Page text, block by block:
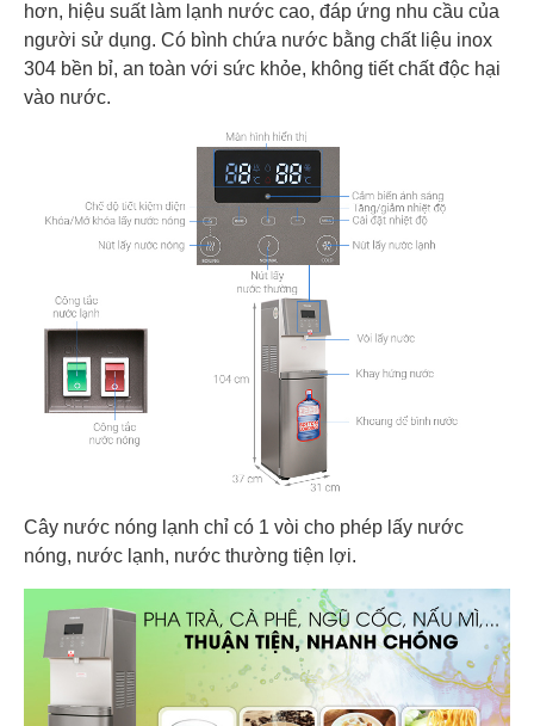
hơn, hiệu suất làm lạnh nước cao, đáp ứng nhu cầu của
người sử dụng. Có bình chứa nước bằng chất liệu inox
304 bền bỉ, an toàn với sức khỏe, không tiết chất độc hại
vào nước.
Cây nước nóng lạnh chỉ có 1 vòi cho phép lấy nước
nóng, nước lạnh, nước thường tiện lợi.